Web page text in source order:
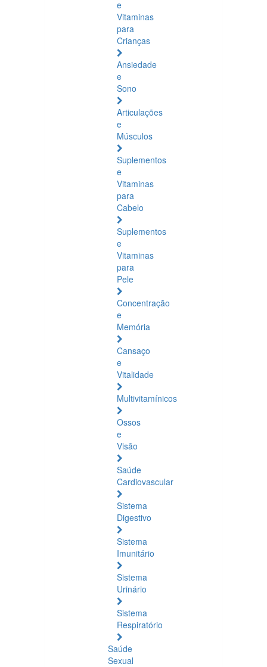
e
Vitaminas
para
Crianças
Ansiedade
e
Sono
Articulações
e
Músculos
Suplementos
e
Vitaminas
para
Cabelo
Suplementos
e
Vitaminas
para
Pele
Concentração
e
Memória
Cansaço
e
Vitalidade
Multivitamínicos
Ossos
e
Visão
Saúde
Cardiovascular
Sistema
Digestivo
Sistema
Imunitário
Sistema
Urinário
Sistema
Respiratório
Saúde
Sexual